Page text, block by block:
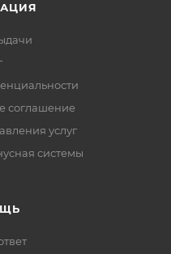
соглашение
услуг
системы